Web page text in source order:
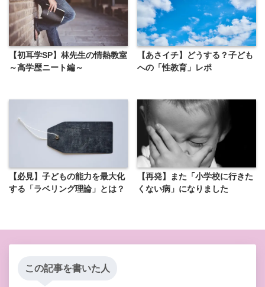
【初耳学SP】林先生の情熱教室
～高学歴ニート編～
【あさイチ】どうする？子ども
への「性教育」レポ
【必見】子どもの能力を最大化
する「ラベリング理論」とは？
【再発】また「小学校に行きた
くない病」になりました
この記事を書いた人